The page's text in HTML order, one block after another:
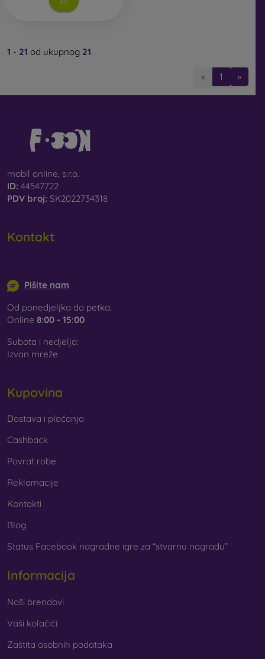
1 - 21 od ukupnog 21.
« 1 »
mobil online, s.r.o.
ID: 44547722
PDV broj: SK2022734318
Kontakt
Pišite nam
Od ponedjeljka do petka:
Online 8:00 - 15:00
Subota i nedjelja:
Izvan mreže
Kupovina
Dostava i plaćanja
Cashback
Povrat robe
Reklamacije
Kontakti
Blog
Status Facebook nagradne igre za “stvarnu nagradu”
Informacija
Naši brendovi
Vaši kolačići
Zaštita osobnih podataka